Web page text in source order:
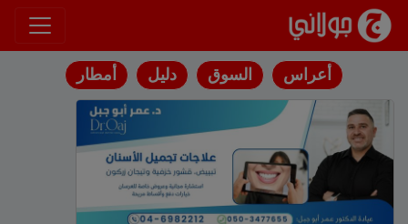
انتقل إلى المحتوى
أعراس السوق دليل أمطار